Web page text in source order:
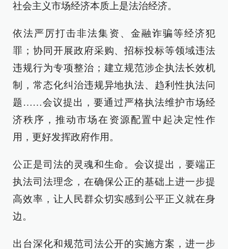
社会主义市场经济本质上是法治经济。
依法严厉打击非法集资、金融诈骗等经济犯
罪；协同开展政府采购、招标投标等领域违法
违规行为专项整治；建立规范涉企执法长效机
制，常态化纠治违规异地执法、趋利性执法问
题……会议提出，要通过严格执法维护市场经
济秩序，推动市场在资源配置中起决定性作
用，更好发挥政府作用。
公正是司法的灵魂和生命。会议提出，要端正
执法司法理念，在确保公正的基础上进一步提
高效率，让人民群众切实感到公平正义就在身
边。
出台深化和规范司法公开的实施方案，进一步